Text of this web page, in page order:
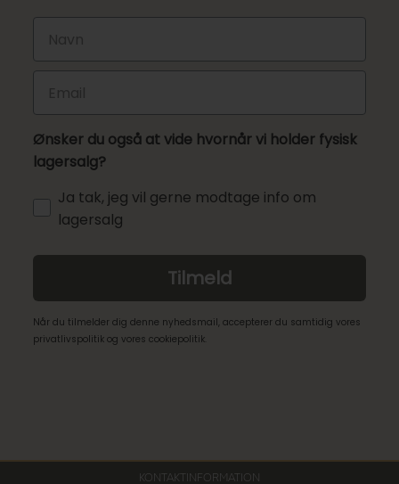
Ønsker du også at vide hvornår vi holder fysisk
lagersalg?
Ja tak, jeg vil gerne modtage info om
lagersalg
Tilmeld
Når du tilmelder dig denne nyhedsmail, accepterer du samtidig vores
privatlivspolitik og vores cookiepolitik.
KONTAKTINFORMATION